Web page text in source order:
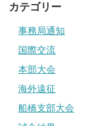
カテゴリー
事務局通知
国際交流
本部大会
海外遠征
船橋支部大会